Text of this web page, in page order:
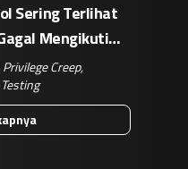
Sering Terlihat
Mengikuti
Privilege Creep,